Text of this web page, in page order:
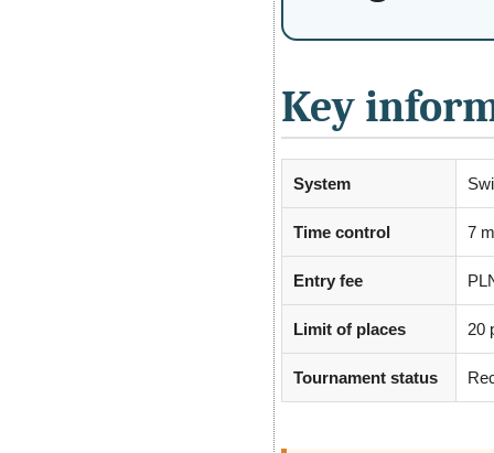
Key
System
Time control 7
Entry fee
Limit of places 20
Tournament status